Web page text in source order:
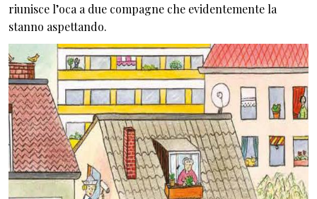
riunisce l’oca a due compagne che evidentemente la
stanno aspettando.